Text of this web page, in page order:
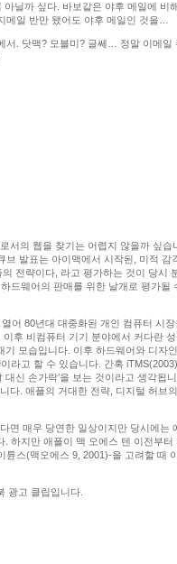
닐까 싶다. 바보같은 야후 메일에 비
메일 반만 됐어도 야후 메일인 것을…
서. 닷맥? 모블미? 글쎄… 정말 이메일
서의 웹을 찾기는 어렵지 않을까 싶습
발표는 아이맥에서 시작된, 미적 감
전략이다, 라고 평가하는 것이 당시
드웨어의 판매를 위한 날개로 평가될
어 80년대 대중화된 개인 컴퓨터 시
후 비컴퓨터 기기 분야에서 커다란
모습입니다. 이후 하드웨어와 디자
라고 할 수 있습니다. 간혹
신 손가락’을 보는 것이라고 생각됩
다. 애플의 거대한 전략, 디지털 허브
면 매우 당연한 일상이지만 당시에는
하지만 애플이 맥 오에스 텐 이전부터
스(맥오에스 9, 2001)-을 고려할 때
광고 클립입니다.